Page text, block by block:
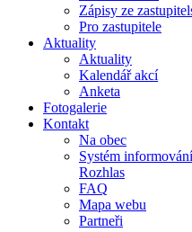
Zápisy ze
Pro zastupitele
Aktuality
Aktuality
Kalendář akcí
Anketa
Fotogalerie
Kontakt
Na obec
Systém
Rozhlas
FAQ
Mapa webu
Partneři